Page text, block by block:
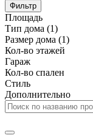
Фильтр
Площадь
Тип дома (1)
Размер дома (1)
Кол-во этажей
Гараж
Кол-во спален
Стиль
Дополнительно